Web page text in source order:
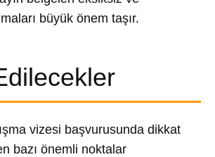
büyük önem taşır.
vizesi başvurusunda dikkat
bazı önemli noktalar